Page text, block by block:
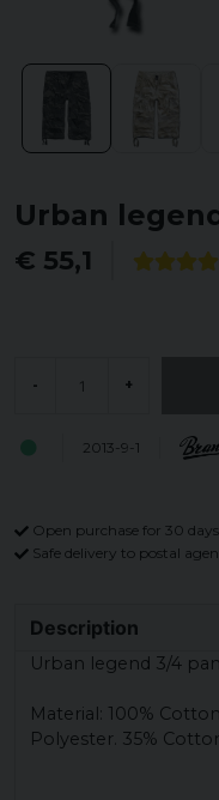
Urban
€ 55,1
- +
2013-9-1
Open purchase for 30 days
Safe delivery to postal
Description
Urban legend 3/4
Material: 100%
Polyester. 35%